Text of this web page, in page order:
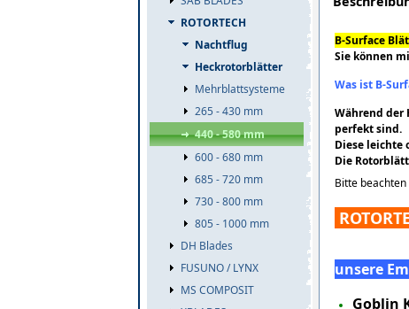
ROTORTECH
Nachtflug
Heckrotorblätter
Mehrblattsysteme
265 - 430 mm
440 - 580 mm
600 - 680 mm
685 - 720 mm
730 - 800 mm
805 - 1000 mm
DH Blades
FUSUNO / LYNX
MS COMPOSIT
B-Surface
Sie können
Was ist B-
Während der
perfekt sind.
Diese leichte
Die
Bitte beachten
unsere
Goblin